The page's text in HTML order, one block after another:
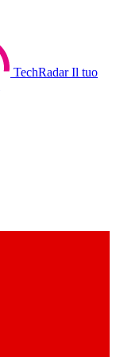
TechRadar Il tuo